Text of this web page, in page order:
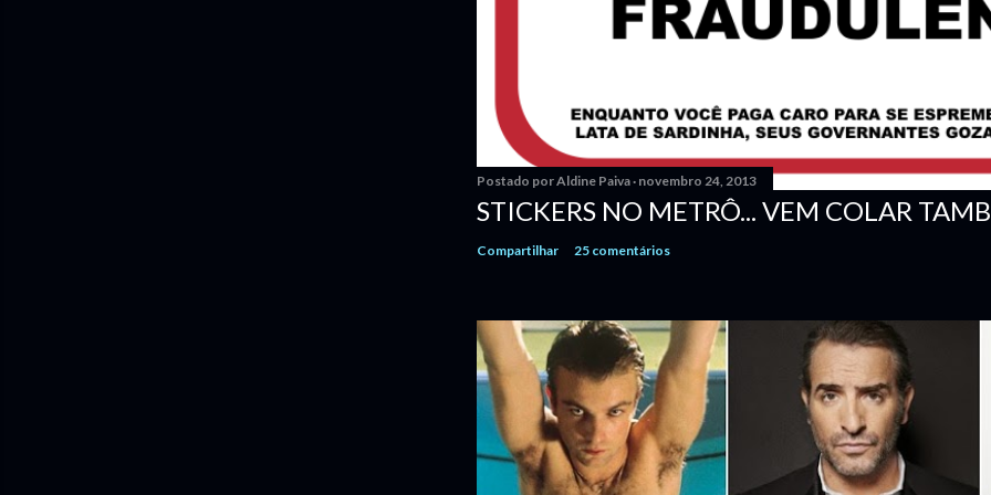
Postado porAldine Paiva novembro 24, 2013
STICKERS NO METRÔ... VEM COLAR
Compartilhar 25 comentários